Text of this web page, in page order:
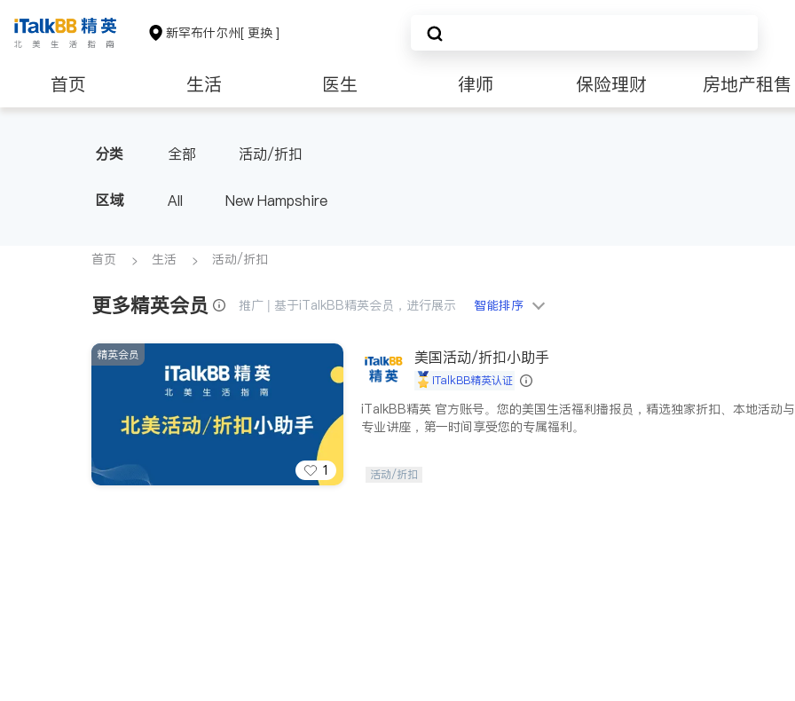
新罕布什尔州[ 更换 ]
首页 生活 医生 律师 保险理财 房地产租售
分类 全部 活动/折扣
区域 All New Hampshire
首页 生活 活动/折扣
更多精英会员 推广 | 基于iTalkBB精英会员，进行展示 智能排序
1
精英会员 美国活动/折扣小助手
iTalkBB精英认证
iTalkBB精英 官方账号。您的美国生活福利播报员，精选独家折扣、本地活动与
专业讲座，第一时间享受您的专属福利。
活动/折扣